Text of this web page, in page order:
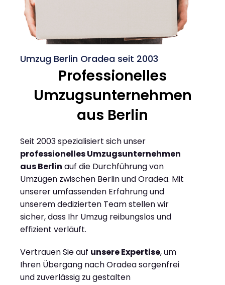
Umzug Berlin Oradea seit 2003
Professionelles
Umzugsunternehmen
aus Berlin
Seit 2003 spezialisiert sich unser
professionelles Umzugsunternehmen
aus Berlin auf die Durchführung von
Umzügen zwischen Berlin und Oradea. Mit
unserer umfassenden Erfahrung und
unserem dedizierten Team stellen wir
sicher, dass Ihr Umzug reibungslos und
effizient verläuft.
Vertrauen Sie auf unsere Expertise, um
Ihren Übergang nach Oradea sorgenfrei
und zuverlässig zu gestalten